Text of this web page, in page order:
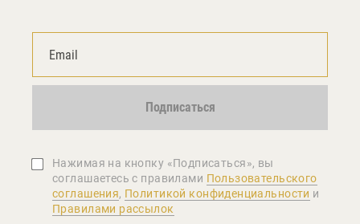
Подписаться
Нажимая на кнопку «Подписаться», вы
соглашаетеcь с правилами Пользовательского
соглашения, Политикой конфиденциальности и
Правилами рассылок